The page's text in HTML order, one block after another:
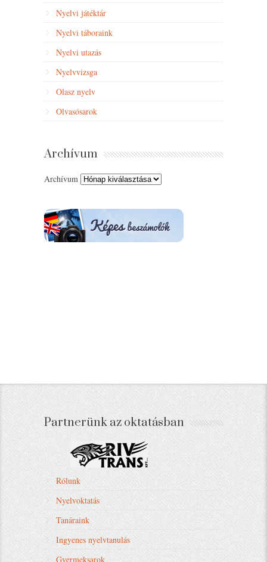
Nyelvi játéktár
Nyelvi táboraink
Nyelvi utazás
Nyelvvizsga
Olasz nyelv
Olvasósarok
Archívum
Archívum
Partnerünk az oktatásban
Rólunk
Nyelvoktatás
Tanáraink
Ingyenes nyelvtanulás
Gyermeksarok